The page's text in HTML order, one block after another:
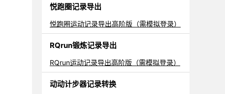
悦跑圈记录导出
悦跑圈运动记录导出高阶版（需模拟登录）
RQrun锻炼记录导出
RQrun运动记录导出高阶版（需模拟登录）
动动计步器记录转换